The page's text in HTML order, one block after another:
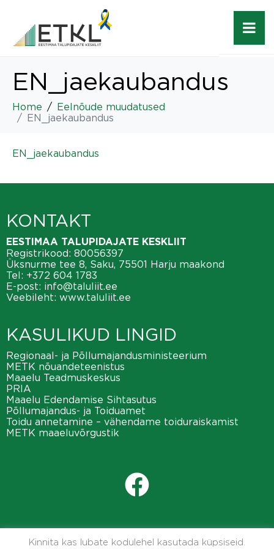
EN_jaekaubandus
Home
Eelnõude muudatused
EN_jaekaubandus
EN_jaekaubandus
KONTAKT
EESTIMAA TALUPIDAJATE KESKLIIT
Registrikood: 80056397
Üksnurme tee 8, Saku, 75501 Harju maakond
Tel: +372 604 1783
E-post: info@taluliit.ee
Veebileht: www.taluliit.ee
KASULIKUD LINGID
Regionaal- ja Põllumajandusministeerium
METK nõuandeteenistus
Maaelu Teadmuskeskus
PRIA
Maaelu Edendamise Sihtasutus
Põllumajandus- ja Toiduamet
Toidu annetamine – vähendame toiduraiskamist
METK maaeluvõrgustik
Kinnita kas lubate kodulehel kasutada küpsiseid.